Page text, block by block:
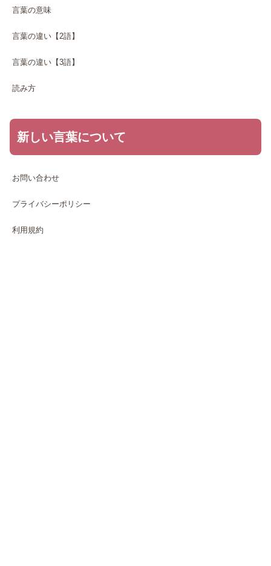
言葉の意味
言葉の違い【2語】
言葉の違い【3語】
読み方
新しい言葉について
お問い合わせ
プライバシーポリシー
利用規約